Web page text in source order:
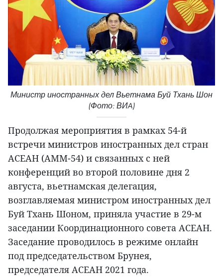
Министр иностранных дел Вьетнама Буй Тхань Шон
(Фото: ВИA)
Продолжая мероприятия в рамках 54-й
встречи министров иностранных дел стран
АСЕАН (АММ-54) и связанных с ней
конференций во второй половине дня 2
августа, вьетнамская делегация,
возглавляемая министром иностранных дел
Буй Тхань Шоном, приняла участие в 29-м
заседании Координационного совета АСЕАН.
Заседание проводилось в режиме онлайн
под председательством Брунея,
председателя АСЕАН 2021 года.